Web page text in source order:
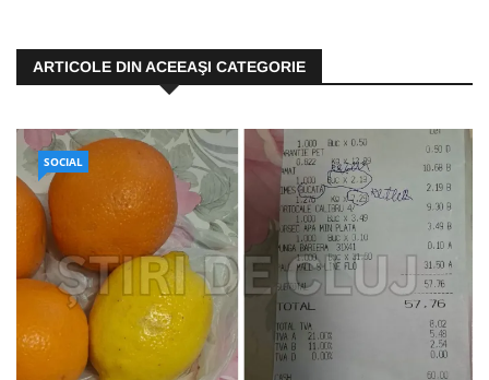
ARTICOLE DIN ACEEAŞI CATEGORIE
SOCIAL